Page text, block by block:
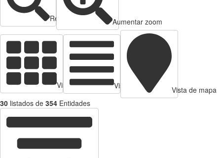
Reducir zoom Aumentar zoom
Vista de tarjetas Vista de Tabla
Vista de mapa
30 listados de 354 Entidades